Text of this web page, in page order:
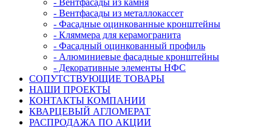
- Вентфасады из камня
- Вентфасады из металлокассет
- Фасадные оцинкованные кронштейны
- Кляммера для керамогранита
- Фасадный оцинкованный профиль
- Алюминиевые фасадные кронштейны
- Декоративные элементы НФС
СОПУТСТВУЮЩИЕ ТОВАРЫ
НАШИ ПРОЕКТЫ
КОНТАКТЫ КОМПАНИИ
КВАРЦЕВЫЙ АГЛОМЕРАТ
РАСПРОДАЖА ПО АКЦИИ